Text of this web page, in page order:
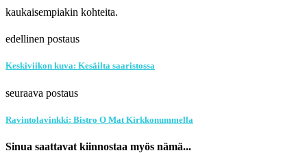
kaukaisempiakin kohteita.
edellinen postaus
Keskiviikon kuva: Kesäilta saaristossa
seuraava postaus
Ravintolavinkki: Bistro O Mat Kirkkonummella
Sinua saattavat kiinnostaa myös nämä...